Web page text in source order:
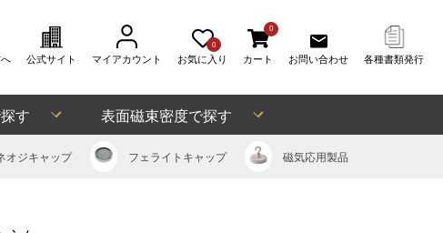
公式サイト マイアカウント
0
お気に入り
0
カート お問い合わせ 各種書類発行
す 表面磁束密度で探す
オジキャップ フェライト キャップ 磁気応用製品